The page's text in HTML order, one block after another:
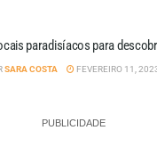
paradisíacos para
SARA COSTA FEVEREIRO 11,
PUBLICIDADE